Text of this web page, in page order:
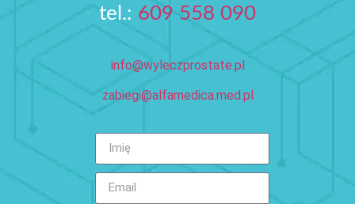
tel.: 609 558 090‬
info@wyleczprostate.pl
zabiegi@alfamedica.med.pl